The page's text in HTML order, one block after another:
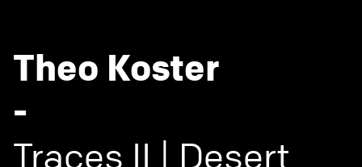
Theo Koster
-
Traces II | Desert